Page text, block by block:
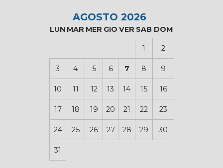
AGOSTO 2026
LUN MAR MER GIO VER SAB DOM
1 2
3 4 5 6 7 8 9
10 11 12 13 14 15 16
17 18 19 20 21 22 23
24 25 26 27 28 29 30
31